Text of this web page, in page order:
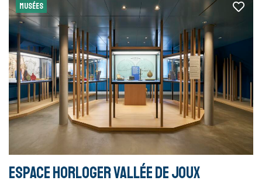
MUSÉES
Espace Horloger Vallée de Joux